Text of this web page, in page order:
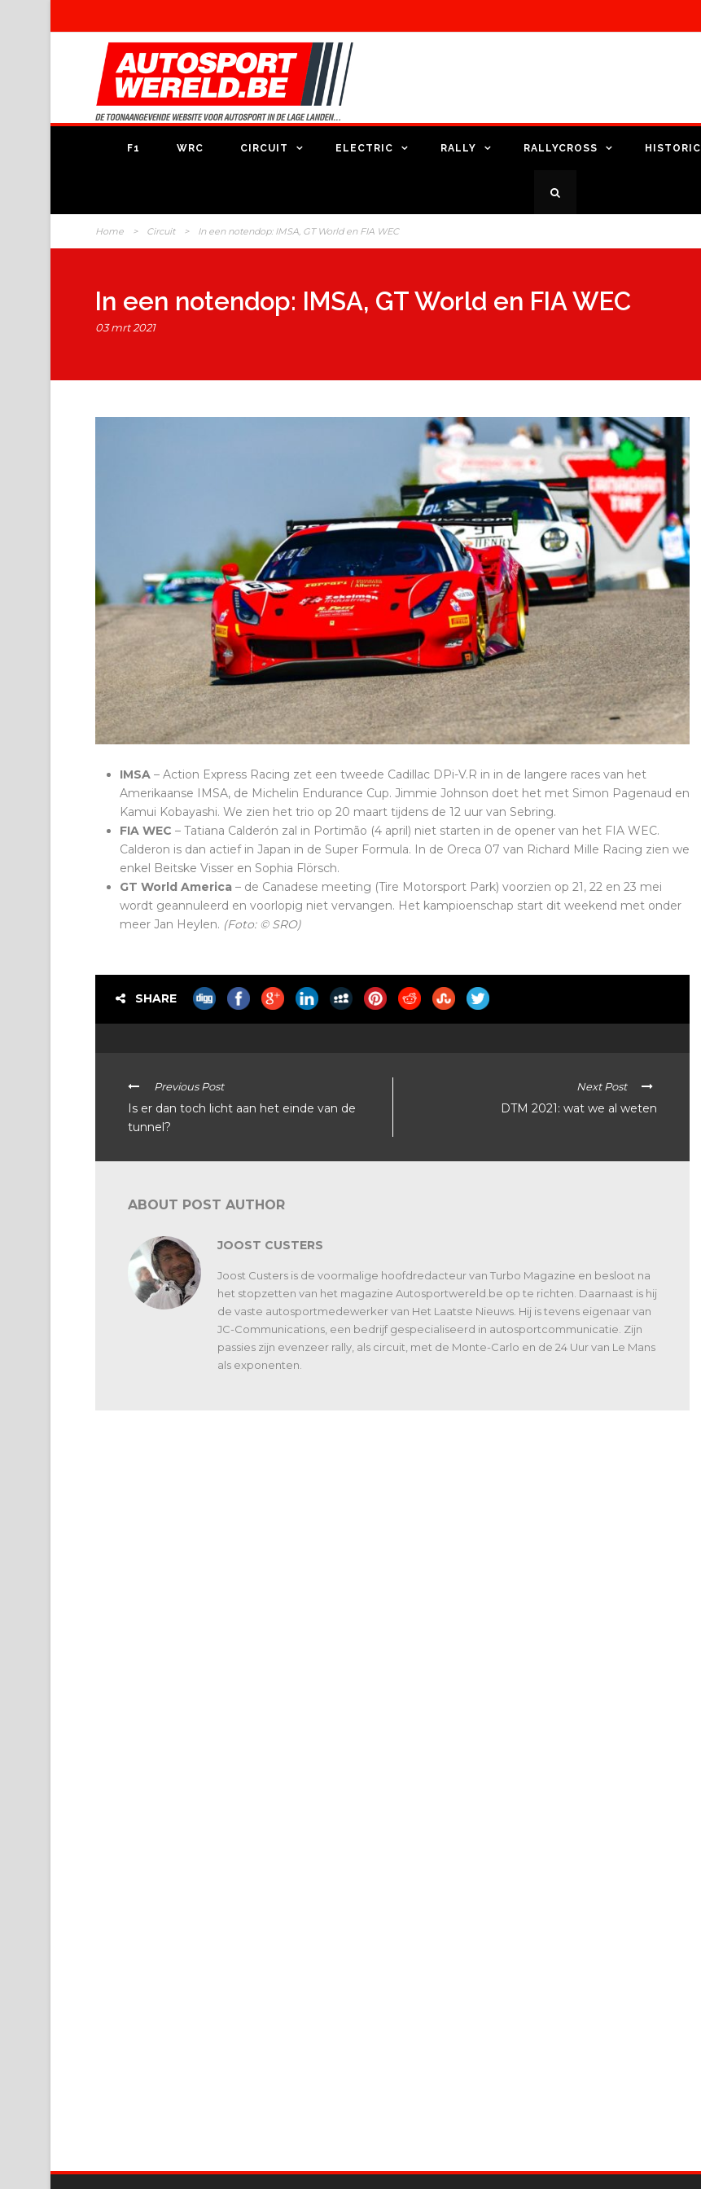
F1 WRC CIRCUIT ELECTRIC RALLY RALLYCROSS HISTORIC
Home > Circuit > In een notendop: IMSA, GT World en FIA WEC
In een notendop: IMSA, GT World en FIA WEC
03 mrt 2021
IMSA – Action Express Racing zet een tweede Cadillac DPi-V.R in in de langere races van het
Amerikaanse IMSA, de Michelin Endurance Cup. Jimmie Johnson doet het met Simon Pagenaud en
Kamui Kobayashi. We zien het trio op 20 maart tijdens de 12 uur van Sebring.
FIA WEC – Tatiana Calderón zal in Portimão (4 april) niet starten in de opener van het FIA WEC.
Calderon is dan actief in Japan in de Super Formula. In de Oreca 07 van Richard Mille Racing zien we
enkel Beitske Visser en Sophia Flörsch.
GT World America – de Canadese meeting (Tire Motorsport Park) voorzien op 21, 22 en 23 mei
wordt geannuleerd en voorlopig niet vervangen. Het kampioenschap start dit weekend met onder
meer Jan Heylen. (Foto: © SRO)
SHARE
Previous Post
Is er dan toch licht aan het einde van de
tunnel?
Next Post
DTM 2021: wat we al weten
ABOUT POST AUTHOR
JOOST CUSTERS
Joost Custers is de voormalige hoofdredacteur van Turbo Magazine en besloot na
het stopzetten van het magazine Autosportwereld.be op te richten. Daarnaast is hij
de vaste autosportmedewerker van Het Laatste Nieuws. Hij is tevens eigenaar van
JC-Communications, een bedrijf gespecialiseerd in autosportcommunicatie. Zijn
passies zijn evenzeer rally, als circuit, met de Monte-Carlo en de 24 Uur van Le Mans
als exponenten.